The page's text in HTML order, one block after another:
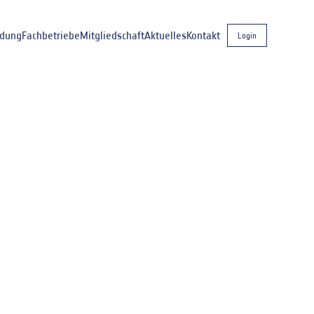
FachbetriebeMitgliedschaftAktuellesKontakt Login